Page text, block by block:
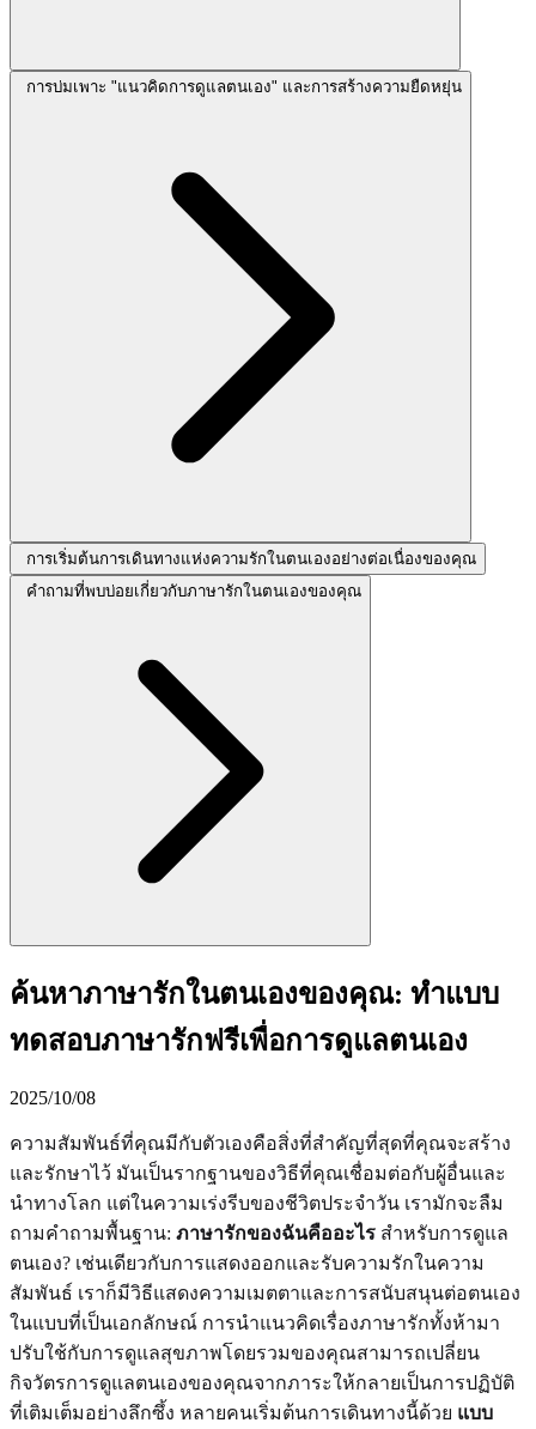
การบ่มเพาะ "แนวคิดการดูแลตนเอง" และการสร้างความยืดหยุ่น
การเริ่มต้นการเดินทางแห่งความรักในตนเองอย่างต่อเนื่องของคุณ
คำถามที่พบบ่อยเกี่ยวกับภาษารักในตนเองของคุณ
ค้นหาภาษารักในตนเองของคุณ: ทำแบบ
ทดสอบภาษารักฟรีเพื่อการดูแลตนเอง
2025/10/08
ความสัมพันธ์ที่คุณมีกับตัวเองคือสิ่งที่สำคัญที่สุดที่คุณจะสร้าง
และรักษาไว้ มันเป็นรากฐานของวิธีที่คุณเชื่อมต่อกับผู้อื่นและ
นำทางโลก แต่ในความเร่งรีบของชีวิตประจำวัน เรามักจะลืม
ถามคำถามพื้นฐาน: ภาษารักของฉันคืออะไร สำหรับการดูแล
ตนเอง? เช่นเดียวกับการแสดงออกและรับความรักในความ
สัมพันธ์ เราก็มีวิธีแสดงความเมตตาและการสนับสนุนต่อตนเอง
ในแบบที่เป็นเอกลักษณ์ การนำแนวคิดเรื่องภาษารักทั้งห้ามา
ปรับใช้กับการดูแลสุขภาพโดยรวมของคุณสามารถเปลี่ยน
กิจวัตรการดูแลตนเองของคุณจากภาระให้กลายเป็นการปฏิบัติ
ที่เติมเต็มอย่างลึกซึ้ง หลายคนเริ่มต้นการเดินทางนี้ด้วย แบบ